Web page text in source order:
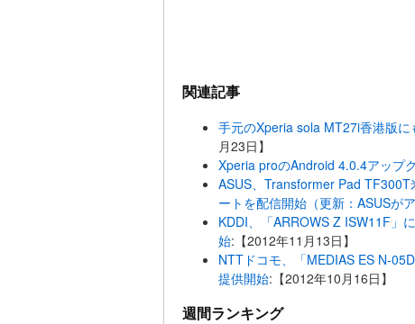
関連記事
手元のXperia sola MT27i香港版
月23日】
Xperia proのAndroid 4.0.4アップ
ASUS、Transformer Pad
ートを配信開始（更新：ASUSが
KDDI、「ARROWS Z ISW11F」
始:【2012年11月13日】
NTTドコモ、「MEDIAS ES N-
提供開始:【2012年10月16日】
週間ランキング